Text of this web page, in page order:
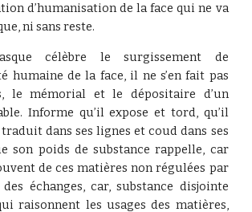
d’humanisation de la face qui ne va
ni sans reste.
célèbre le surgissement de
humaine de la face, il ne s’en fait pas
le mémorial et le dépositaire d’un
Informe qu’il expose et tord, qu’il
dans ses lignes et coud dans ses
son poids de substance rappelle, car
de ces matières non régulées par
échanges, car, substance disjointe
raisonnent les usages des matières,